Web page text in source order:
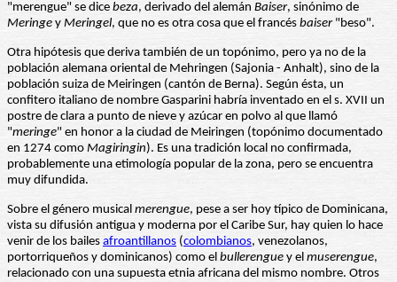
"merengue" se dice beza, derivado del alemán Baiser, sinónimo de
Meringe y Meringel, que no es otra cosa que el francés baiser"beso".
Otra hipótesis que deriva también de un topónimo, pero ya no de la
población alemana oriental de Mehringen (Sajonia - Anhalt), sino de la
población suiza de Meiringen (cantón de Berna). Según ésta, un
confitero italiano de nombre Gasparini habría inventado en el s. XVII un
postre de clara a punto de nieve y azúcar en polvo al que llamó
"meringe" en honor a la ciudad de Meiringen (topónimo documentado
en 1274 como Magiringin). Es una tradición local no confirmada,
probablemente una etimología popular de la zona, pero se encuentra
muy difundida.
Sobre el género musical merengue, pese a ser hoy típico de Dominicana,
vista su difusión antigua y moderna por el Caribe Sur, hay quien lo hace
venir de los bailes afroantillanos (colombianos, venezolanos,
portorriqueños y dominicanos) como el bullerengue y el muserengue,
relacionado con una supuesta etnia africana del mismo nombre. Otros